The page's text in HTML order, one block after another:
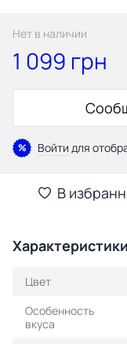
Нет в наличии
1 099 грн
% Войти для
В
Характеристики
Цвет
Особенность
вкуса